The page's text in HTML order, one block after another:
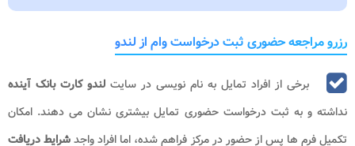
رزرو مراجعه حضوری ثبت درخواست وام از لندو
برخی از افراد تمایل به نام نویسی در سایت لندو کارت بانک آینده
نداشته و به ثبت درخواست حضوری تمایل بیشتری نشان می دهند. امکان
تکمیل فرم ها پس از حضور در مرکز فراهم شده، اما افراد واجدشرایط دریافت